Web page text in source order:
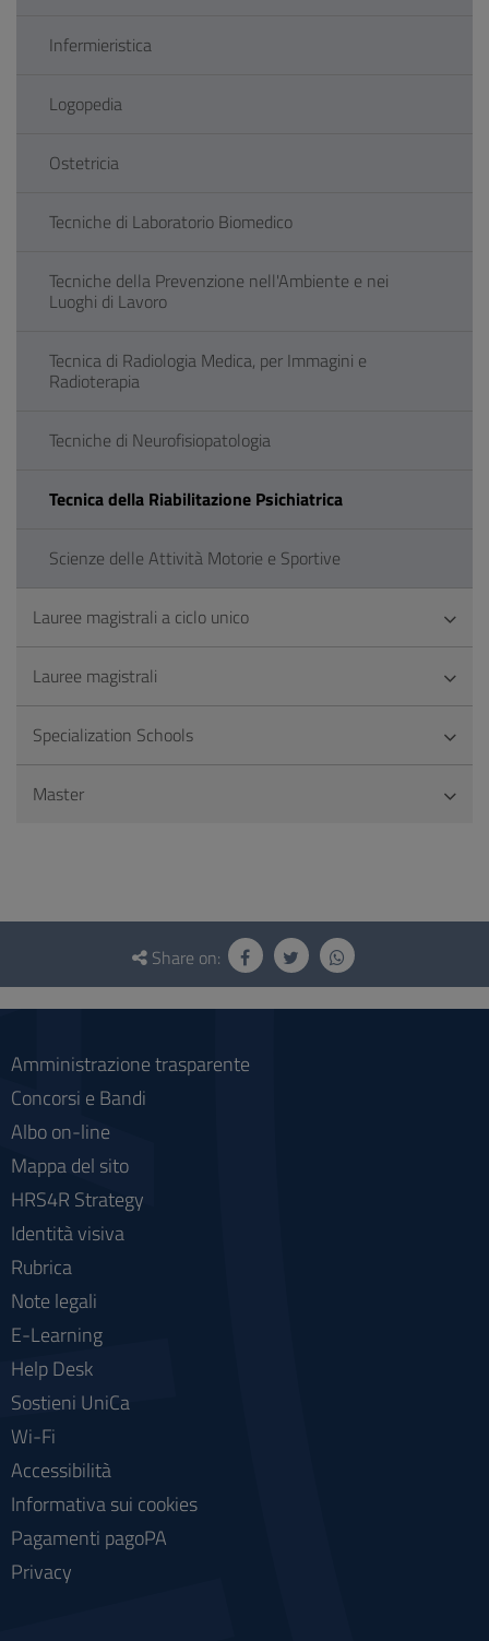
Infermieristica
Logopedia
Ostetricia
Tecniche di Laboratorio Biomedico
Tecniche della Prevenzione nell'Ambiente e nei
Luoghi di Lavoro
Tecnica di Radiologia Medica, per Immagini e
Radioterapia
Tecniche di Neurofisiopatologia
Tecnica della Riabilitazione Psichiatrica
Scienze delle Attività Motorie e Sportive
Lauree magistrali a ciclo unico
Lauree magistrali
Specialization Schools
Master
Questionnaire
social
Share on:
Amministrazione trasparente
Concorsi e Bandi
Albo on-line
Mappa del sito
HRS4R Strategy
Identità visiva
Rubrica
Note legali
E-Learning
Help Desk
Sostieni UniCa
Wi-Fi
Accessibilità
Informativa sui cookies
Pagamenti pagoPA
Privacy